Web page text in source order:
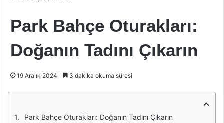
Park Bahçe Oturakları:
Doğanın Tadını Çıkarın
19 Aralık 2024 3 dakika okuma süresi
Park Bahçe Oturakları: Doğanın Tadını Çıkarın